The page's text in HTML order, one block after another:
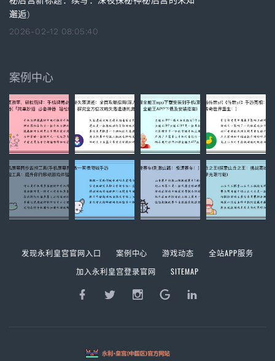
邂逅)
2026-02-12 08:05:40
案例中心
发现永利皇宫官网入口 案例中心 游戏动态
全站APP服务
加入永利皇宫登录官网
SITEMAP